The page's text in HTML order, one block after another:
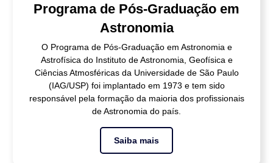
Programa de Pós-Graduação em
Astronomia
O Programa de Pós-Graduação em Astronomia e
Astrofísica do Instituto de Astronomia, Geofísica e
Ciências Atmosféricas da Universidade de São Paulo
(IAG/USP) foi implantado em 1973 e tem sido
responsável pela formação da maioria dos profissionais
de Astronomia do país.
Saiba mais